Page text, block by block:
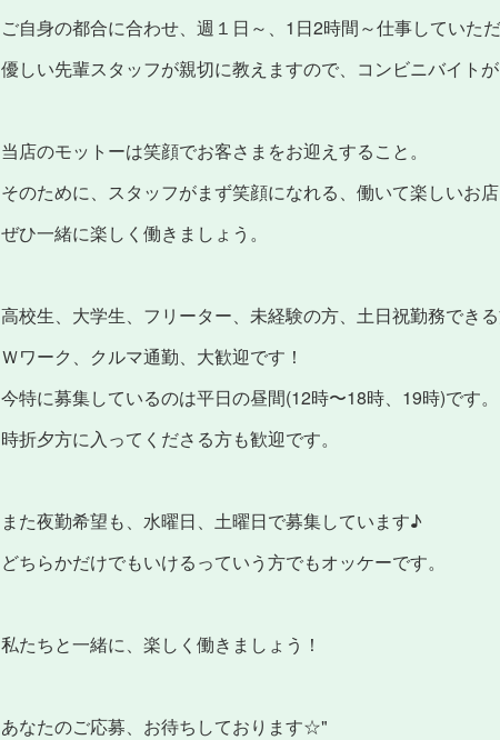
ご自身の都合に合わせ、週１日～、1日2時間～仕事していた
優しい先輩スタッフが親切に教えますので、コンビニバイト
当店のモットーは笑顔でお客さまをお迎えすること。
そのために、スタッフがまず笑顔になれる、働いて楽しいお
ぜひ一緒に楽しく働きましょう。
高校生、大学生、フリーター、未経験の方、土日祝勤務でき
Ｗワーク、クルマ通勤、大歓迎です！
今特に募集しているのは平日の昼間(12時〜18時、19時)です。
時折夕方に入ってくださる方も歓迎です。
また夜勤希望も、水曜日、土曜日で募集しています♪
どちらかだけでもいけるっていう方でもオッケーです。
私たちと一緒に、楽しく働きましょう！
あなたのご応募、お待ちしております☆"